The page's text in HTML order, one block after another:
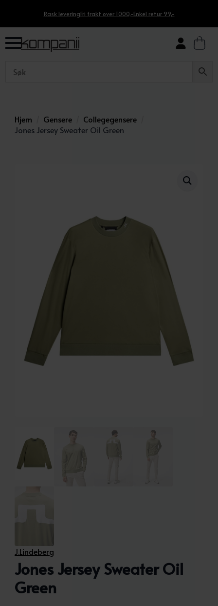
Rask leveringFri frakt over 1000,-Enkel retur 99,-
Hjem Gensere
Collegegensere
Jones Jersey Sweater Oil Green
J.Lindeberg
Jones Jersey Sweater Oil
Green